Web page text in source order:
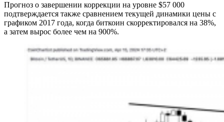
Прогноз о завершении коррекции на уровне $57 000
подтверждается также сравнением текущей динамики цены с
графиком 2017 года, когда биткоин скорректировался на 38%,
а затем вырос более чем на 900%.